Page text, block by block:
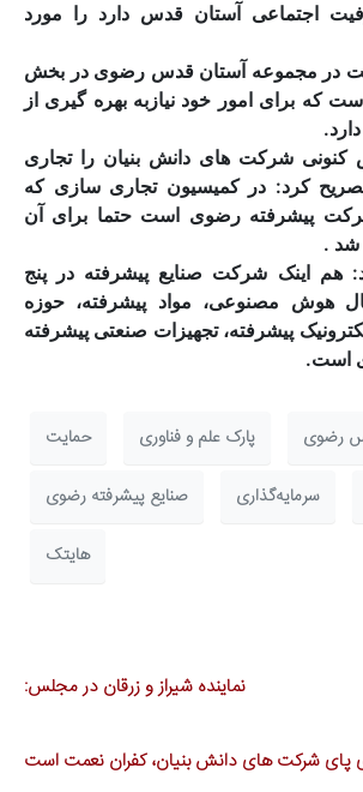
اجتماعی آستان قدس دارد را مورد
۴۵ شرکت در مجموعه آستان قدس رضوی در بخش
که برای امور خود نیازبه بهره گیری از
کنونی شرکت های دانش بنیان را تجاری
کرد: در کمیسیون تجاری سازی که
پیشرفته رضوی است حتما برای آن
شد .
هم اینک شرکت صنایع پیشرفته در پنج
هوش مصنوعی، مواد پیشرفته، حوزه
پیشرفته، تجهیزات صنعتی پیشرفته
است.
رضوی پارک علم و فناوری حمایت
سرمایه‌گذاری صنایع پیشرفته رضوی
هایتک
نماینده شیراز و زرقان در مجلس:
پای شرکت های دانش بنیان، کفران نعمت است